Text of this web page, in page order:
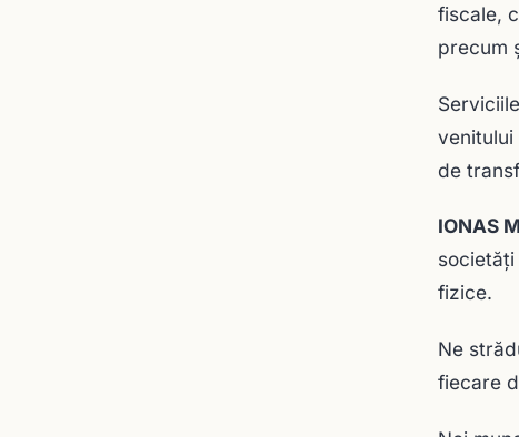
fiscale,
precum
de
IONAS
fizice.
Ne
fiecare